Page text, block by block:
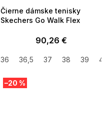
Čierne dámske tenisky
Skechers Go Walk Flex
90,26 €
36 36,5 37 38 39
–20 %